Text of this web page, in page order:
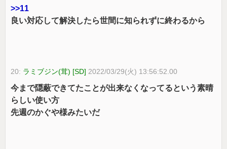
>>11
良い対応して解決したら世間に知られずに終わるから
20: ラミブジン(茸) [SD] 2022/03/29(火) 13:56:52.00
今まで隠蔽できてたことが出来なくなってるという素晴
らしい使い方
先週のかぐや様みたいだ